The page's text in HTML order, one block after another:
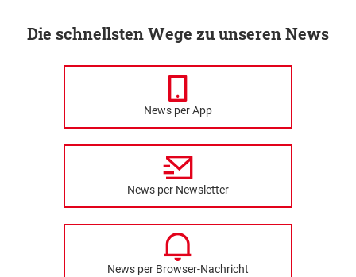
Die schnellsten Wege zu unseren News
News per App
News per Newsletter
News per Browser-Nachricht